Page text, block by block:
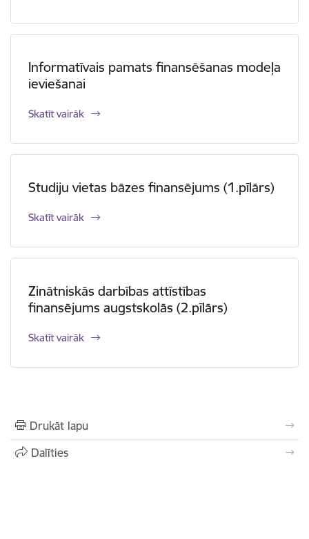
Informatīvais pamats finansēšanas modeļa
ieviešanai
Skatīt vairāk
Studiju vietas bāzes finansējums (1.pīlārs)
Skatīt vairāk
Zinātniskās darbības attīstības
finansējums augstskolās (2.pīlārs)
Skatīt vairāk
Drukāt lapu
Dalīties